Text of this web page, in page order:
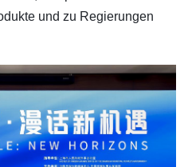
und zu Regierungen